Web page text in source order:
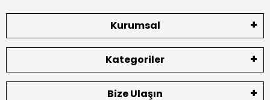
Kurumsal
Kategoriler
Bize Ulaşın